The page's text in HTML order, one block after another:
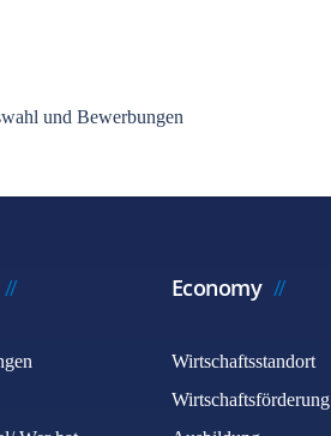
und Bewerbungen
Economy
Wirtschaftsstandort
Wirtschaftsförderung